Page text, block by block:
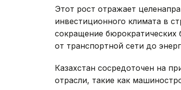
Этот рост отражает
инвестиционного климата в
сокращение бюрократических
от транспортной сети до
Казахстан сосредоточен на
отрасли, такие как